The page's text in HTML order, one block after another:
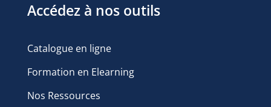
Accédez à nos outils
Catalogue en ligne
Formation en Elearning
Nos Ressources